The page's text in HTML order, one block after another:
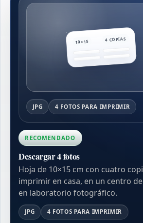
10×15 4 COPIAS
JPG 4 FOTOS PARA IMPRIMIR
RECOMENDADO
Descargar 4 fotos
Hoja de 10×15 cm con cuatro
imprimir en casa, en un centro
en laboratorio fotográfico.
JPG 4 FOTOS PARA IMPRIMIR